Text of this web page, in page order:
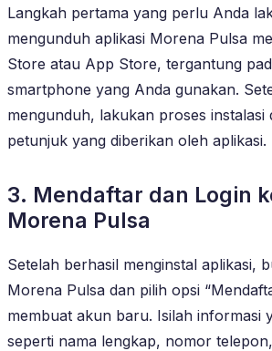
Langkah pertama yang perlu Anda
mengunduh aplikasi Morena Pulsa
Store atau App Store, tergantung
smartphone yang Anda gunakan.
mengunduh, lakukan proses instalasi
petunjuk yang diberikan oleh aplikasi.
3. Mendaftar dan Login
Morena Pulsa
Setelah berhasil menginstal aplikasi,
Morena Pulsa dan pilih opsi
membuat akun baru. Isilah informasi
seperti nama lengkap, nomor